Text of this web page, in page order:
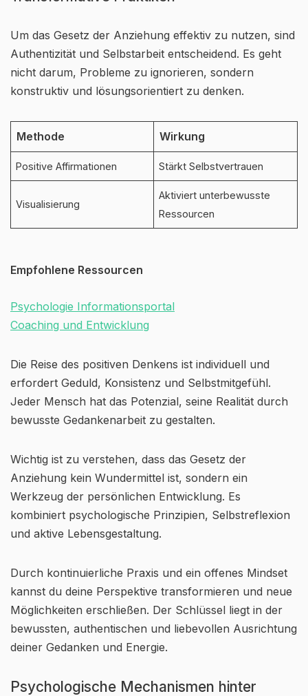
Um das Gesetz der Anziehung effektiv zu nutzen, sind
Authentizität und Selbstarbeit entscheidend. Es geht
nicht darum, Probleme zu ignorieren, sondern
konstruktiv und lösungsorientiert zu denken.
Methode Wirkung
Positive Affirmationen Stärkt Selbstvertrauen
Visualisierung
Aktiviert unterbewusste
Ressourcen
Empfohlene Ressourcen
Psychologie Informationsportal
Coaching und Entwicklung
Die Reise des positiven Denkens ist individuell und
erfordert Geduld, Konsistenz und Selbstmitgefühl.
Jeder Mensch hat das Potenzial, seine Realität durch
bewusste Gedankenarbeit zu gestalten.
Wichtig ist zu verstehen, dass das Gesetz der
Anziehung kein Wundermittel ist, sondern ein
Werkzeug der persönlichen Entwicklung. Es
kombiniert psychologische Prinzipien, Selbstreflexion
und aktive Lebensgestaltung.
Durch kontinuierliche Praxis und ein offenes Mindset
kannst du deine Perspektive transformieren und neue
Möglichkeiten erschließen. Der Schlüssel liegt in der
bewussten, authentischen und liebevollen Ausrichtung
deiner Gedanken und Energie.
Psychologische Mechanismen hinter